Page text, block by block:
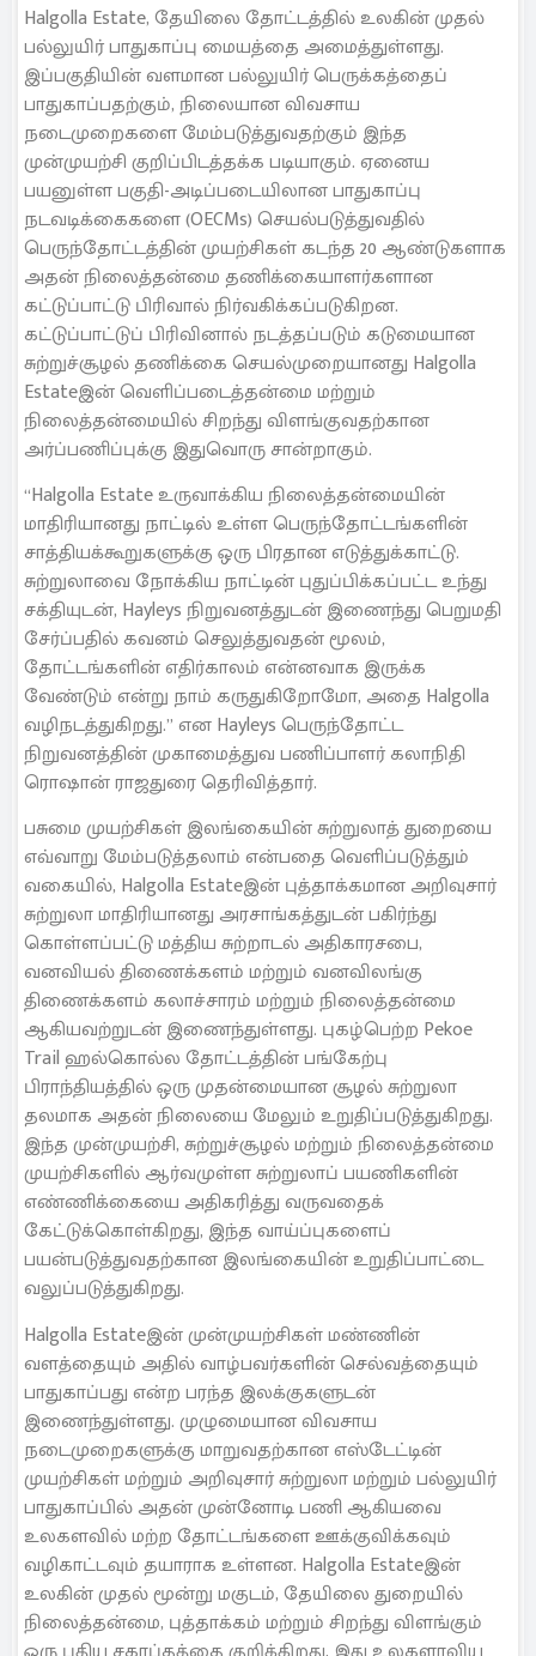
Halgolla Estate, தேயிலை தோட்டத்தில் உலகின் முதல்
பல்லுயிர் பாதுகாப்பு மையத்தை அமைத்துள்ளது.
இப்பகுதியின் வளமான பல்லுயிர் பெருக்கத்தைப்
பாதுகாப்பதற்கும், நிலையான விவசாய
நடைமுறைகளை மேம்படுத்துவதற்கும் இந்த
முன்முயற்சி குறிப்பிடத்தக்க படியாகும். ஏனைய
பயனுள்ள பகுதி-அடிப்படையிலான பாதுகாப்பு
நடவடிக்கைகளை (OECMs) செயல்படுத்துவதில்
பெருந்தோட்டத்தின் முயற்சிகள் கடந்த 20 ஆண்டுகளாக
அதன் நிலைத்தன்மை தணிக்கையாளர்களான
கட்டுப்பாட்டு பிரிவால் நிர்வகிக்கப்படுகிறன.
கட்டுப்பாட்டுப் பிரிவினால் நடத்தப்படும் கடுமையான
சுற்றுச்சூழல் தணிக்கை செயல்முறையானது Halgolla
Estateஇன் வெளிப்படைத்தன்மை மற்றும்
நிலைத்தன்மையில் சிறந்து விளங்குவதற்கான
அர்ப்பணிப்புக்கு இதுவொரு சான்றாகும்.
“Halgolla Estate உருவாக்கிய நிலைத்தன்மையின்
மாதிரியானது நாட்டில் உள்ள பெருந்தோட்டங்களின்
சாத்தியக்கூறுகளுக்கு ஒரு பிரதான எடுத்துக்காட்டு.
சுற்றுலாவை நோக்கிய நாட்டின் புதுப்பிக்கப்பட்ட உந்து
சக்தியுடன், Hayleys நிறுவனத்துடன் இணைந்து பெறுமதி
சேர்ப்பதில் கவனம் செலுத்துவதன் மூலம்,
தோட்டங்களின் எதிர்காலம் என்னவாக இருக்க
வேண்டும் என்று நாம் கருதுகிறோமோ, அதை Halgolla
வழிநடத்துகிறது.” என Hayleys பெருந்தோட்ட
நிறுவனத்தின் முகாமைத்துவ பணிப்பாளர் கலாநிதி
ரொஷான் ராஜதுரை தெரிவித்தார்.
பசுமை முயற்சிகள் இலங்கையின் சுற்றுலாத் துறையை
எவ்வாறு மேம்படுத்தலாம் என்பதை வெளிப்படுத்தும்
வகையில், Halgolla Estateஇன் புத்தாக்கமான அறிவுசார்
சுற்றுலா மாதிரியானது அரசாங்கத்துடன் பகிர்ந்து
கொள்ளப்பட்டு மத்திய சுற்றாடல் அதிகாரசபை,
வனவியல் திணைக்களம் மற்றும் வனவிலங்கு
திணைக்களம் கலாச்சாரம் மற்றும் நிலைத்தன்மை
ஆகியவற்றுடன் இணைந்துள்ளது. புகழ்பெற்ற Pekoe
Trail ஹல்கொல்ல தோட்டத்தின் பங்கேற்பு
பிராந்தியத்தில் ஒரு முதன்மையான சூழல் சுற்றுலா
தலமாக அதன் நிலையை மேலும் உறுதிப்படுத்துகிறது.
இந்த முன்முயற்சி, சுற்றுச்சூழல் மற்றும் நிலைத்தன்மை
முயற்சிகளில் ஆர்வமுள்ள சுற்றுலாப் பயணிகளின்
எண்ணிக்கையை அதிகரித்து வருவதைக்
கேட்டுக்கொள்கிறது, இந்த வாய்ப்புகளைப்
பயன்படுத்துவதற்கான இலங்கையின் உறுதிப்பாட்டை
வலுப்படுத்துகிறது.
Halgolla Estateஇன் முன்முயற்சிகள் மண்ணின்
வளத்தையும் அதில் வாழ்பவர்களின் செல்வத்தையும்
பாதுகாப்பது என்ற பரந்த இலக்குகளுடன்
இணைந்துள்ளது. முழுமையான விவசாய
நடைமுறைகளுக்கு மாறுவதற்கான எஸ்டேட்டின்
முயற்சிகள் மற்றும் அறிவுசார் சுற்றுலா மற்றும் பல்லுயிர்
பாதுகாப்பில் அதன் முன்னோடி பணி ஆகியவை
உலகளவில் மற்ற தோட்டங்களை ஊக்குவிக்கவும்
வழிகாட்டவும் தயாராக உள்ளன. Halgolla Estateஇன்
உலகின் முதல் மூன்று மகுடம், தேயிலை துறையில்
நிலைத்தன்மை, புத்தாக்கம் மற்றும் சிறந்து விளங்கும்